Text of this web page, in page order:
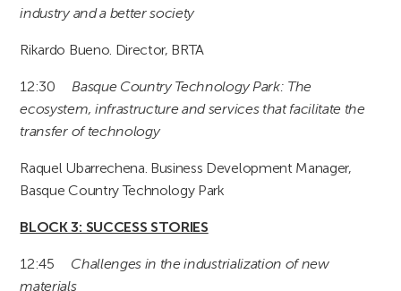
industry and a better society
Rikardo Bueno. Director, BRTA
12:30 Basque Country Technology Park: The
ecosystem, infrastructure and services that facilitate the
transfer of technology
Raquel Ubarrechena. Business Development Manager,
Basque Country Technology Park
BLOCK 3: SUCCESS STORIES
12:45 Challenges in the industrialization of new
materials